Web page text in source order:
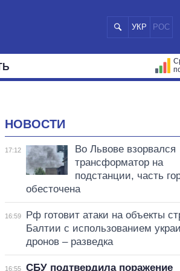
УКР РОС
НОВОСТИ
17:12
Во Львове взорвался
трансформатор на
подстанции, часть
обесточена
16:59
Рф готовит атаки на объекты
Балтии с использованием
дронов – разведка
16:55
СБУ подтвердила поражение